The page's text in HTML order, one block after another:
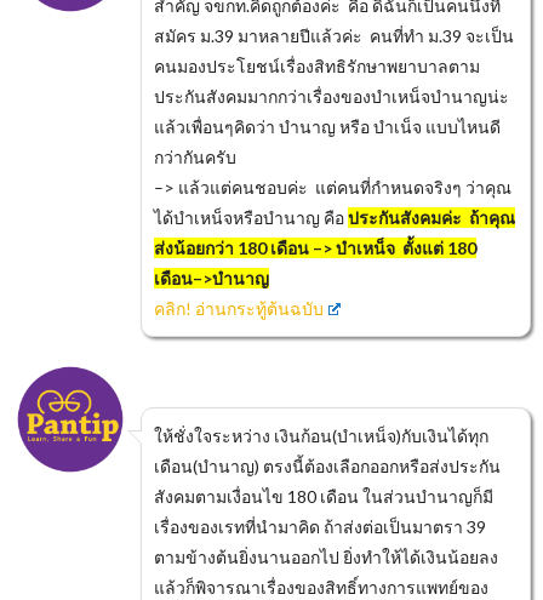
สำคัญ จขกท.คิดถูกต้องค่ะ คือ ดิฉันก็เป็นคนนึงที่
สมัคร ม.39 มาหลายปีแล้วค่ะ คนที่ทำ ม.39 จะเป็น
คนมองประโยชน์เรื่องสิทธิรักษาพยาบาลตาม
ประกันสังคมมากกว่าเรื่องของบำเหน็จบำนาญน่ะ
แล้วเพื่อนๆคิดว่า บำนาญ หรือ บำเน็จ แบบไหนดี
กว่ากันครับ
–> แล้วแต่คนชอบค่ะ แต่คนที่กำหนดจริงๆ ว่าคุณ
ได้บำเหน็จหรือบำนาญ คือประกันสังคมค่ะ ถ้าคุณ
ส่งน้อยกว่า 180 เดือน –> บำเหน็จ ตั้งแต่ 180
เดือน–>บำนาญ
คลิก! อ่านกระทู้ต้นฉบับ
ให้ชั่งใจระหว่าง เงินก้อน(บำเหน็จ)กับเงินได้ทุก
เดือน(บำนาญ) ตรงนี้ต้องเลือกออกหรือส่งประกัน
สังคมตามเงื่อนไข 180 เดือน ในส่วนบำนาญก็มี
เรื่องของเรทที่นำมาคิด ถ้าส่งต่อเป็นมาตรา 39
ตามข้างต้นยิ่งนานออกไป ยิ่งทำให้ได้เงินน้อยลง
แล้วก็พิจารณาเรื่องของสิทธิ์ทางการแพทย์ของ